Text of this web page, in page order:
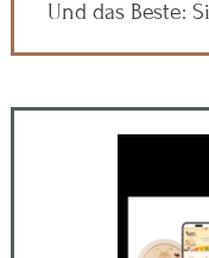
Und das Beste: